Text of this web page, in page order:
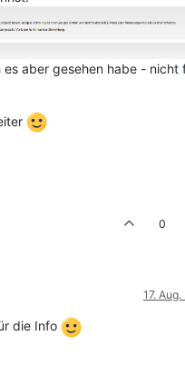
aber gesehen habe - nicht
0
17.
die Info